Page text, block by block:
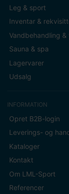
Leg & sport
Inventar &
Vandbehandling &
Sauna & spa
Lagervarer
Udsalg
INFORMATION
Opret B2B-login
Leverings- og
Kataloger
Kontakt
Om LML-Sport
Referencer